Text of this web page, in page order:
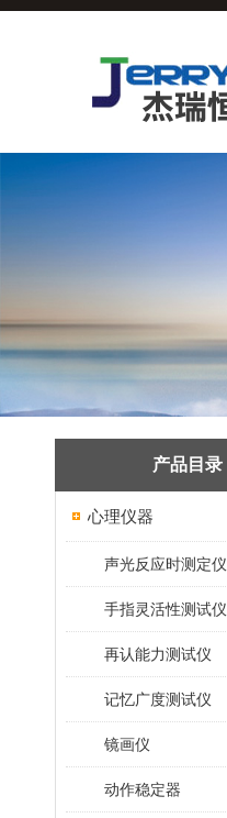
产品目录
心理仪器
声光反应时测定仪
手指灵活性测试仪
再认能力测试仪
记忆广度测试仪
镜画仪
动作稳定器